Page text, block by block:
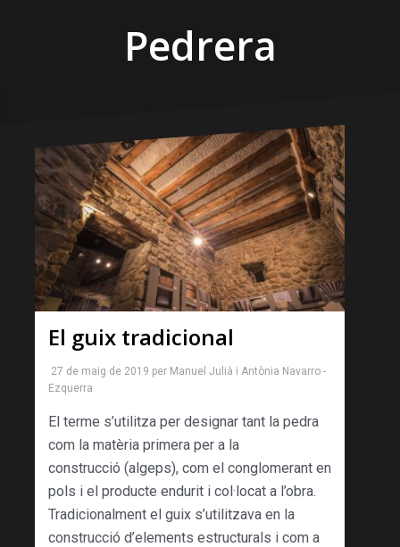
Pedrera
El guix tradicional
27 de maig de 2019 per Manuel Julià i Antònia Navarro -
Ezquerra
El terme s’utilitza per designar tant la pedra
com la matèria primera per a la
construcció (algeps), com el conglomerant en
pols i el producte endurit i col·locat a l’obra.
Tradicionalment el guix s’utilitzava en la
construcció d’elements estructurals i com a